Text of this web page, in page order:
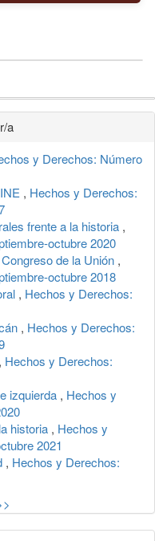
a
y Derechos: Número
, Hechos y Derechos:
frente a la historia ,
octubre 2020
de la Unión ,
octubre 2018
, Hechos y Derechos:
, Hechos y Derechos:
, Hechos y Derechos:
izquierda , Hechos y
historia , Hechos y
2021
, Hechos y Derechos: